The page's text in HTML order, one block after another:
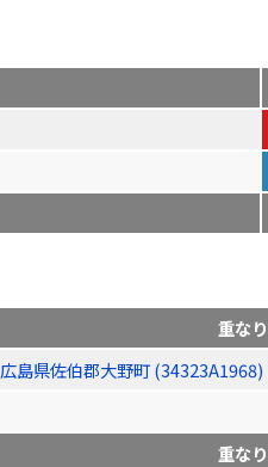
重な
広島県佐伯郡大野町 (34323A1968)
重な